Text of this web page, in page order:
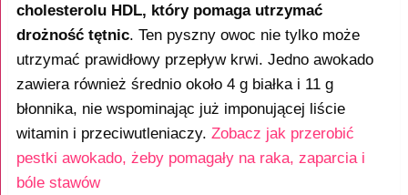
cholesterolu HDL, który pomaga utrzymać
drożność tętnic. Ten pyszny owoc nie tylko może
utrzymać prawidłowy przepływ krwi. Jedno awokado
zawiera również średnio około 4 g białka i 11 g
błonnika, nie wspominając już imponującej liście
witamin i przeciwutleniaczy. Zobacz jak przerobić
pestki awokado, żeby pomagały na raka, zaparcia i
bóle stawów